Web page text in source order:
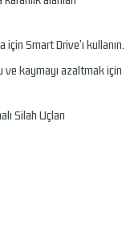
Smart Drive'ı kullanın.
ve kaymayı azaltmak için
Silah Uçları